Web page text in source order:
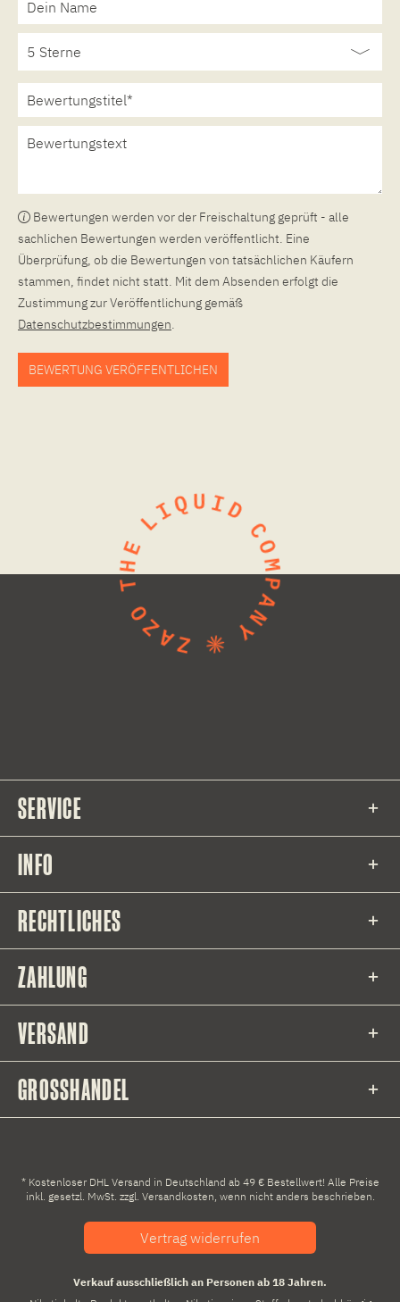
Bewertungen werden vor der Freischaltung geprüft - alle
sachlichen Bewertungen werden veröffentlicht. Eine
Überprüfung, ob die Bewertungen von tatsächlichen Käufern
stammen, findet nicht statt. Mit dem Absenden erfolgt die
Zustimmung zur Veröffentlichung gemäß
Datenschutzbestimmungen.
BEWERTUNG VERÖFFENTLICHEN
SERVICE
INFO
RECHTLICHES
ZAHLUNG
VERSAND
GROSSHANDEL
* Kostenloser DHL Versand in Deutschland ab 49 € Bestellwert! Alle Preise
inkl. gesetzl. MwSt. zzgl. Versandkosten, wenn nicht anders beschrieben.
Vertrag widerrufen
Verkauf ausschließlich an Personen ab 18 Jahren.